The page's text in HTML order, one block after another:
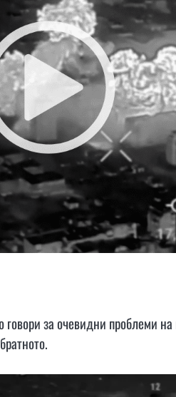
за очевидни проблеми